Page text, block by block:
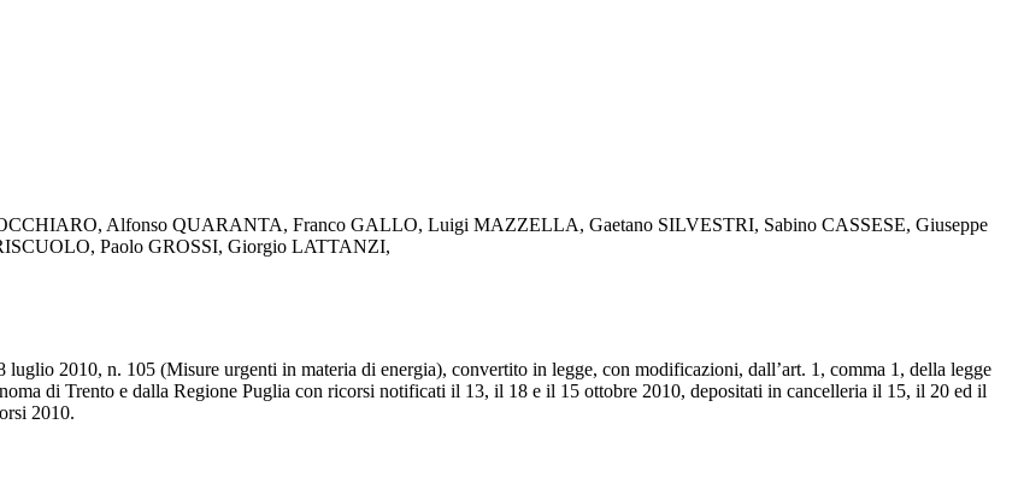
Alfonso QUARANTA, Franco GALLO, Luigi MAZZELLA, Gaetano SILVESTRI, Sabino CASSESE, Giuseppe
Paolo GROSSI, Giorgio LATTANZI,
2010, n. 105 (Misure urgenti in materia di energia), convertito in legge, con modificazioni, dall’art. 1, comma 1, della legge
di Trento e dalla Regione Puglia con ricorsi notificati il 13, il 18 e il 15 ottobre 2010, depositati in cancelleria il 15, il 20 ed il
2010.